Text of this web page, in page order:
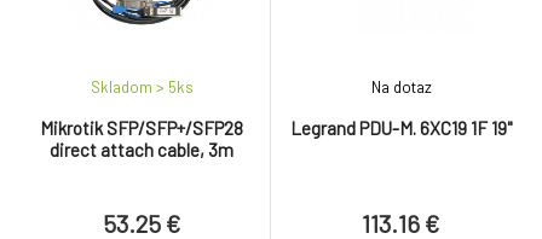
Mikrotik SFP/SFP+/SFP28
direct attach cable, 3m
Skladom > 5ks
53.25 €
Legrand PDU-M. 6XC19 1F 19"
Na dotaz
113.16 €